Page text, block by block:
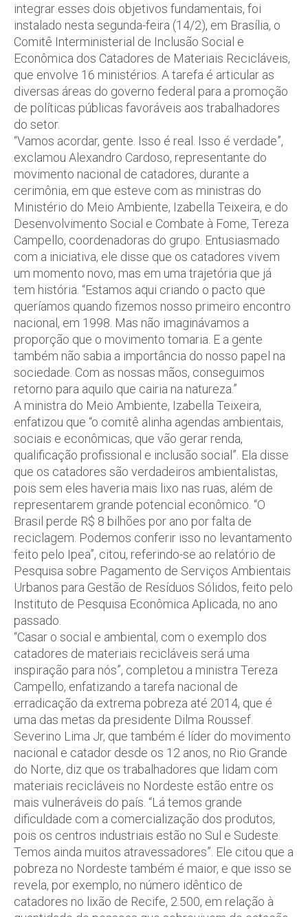
integrar esses dois objetivos fundamentais, foi
instalado nesta segunda-feira (14/2), em Brasília, o
Comitê Interministerial de Inclusão Social e
Econômica dos Catadores de Materiais Recicláveis,
que envolve 16 ministérios. A tarefa é articular as
diversas áreas do governo federal para a promoção
de políticas públicas favoráveis aos trabalhadores
do setor.
“Vamos acordar, gente. Isso é real. Isso é verdade”,
exclamou Alexandro Cardoso, representante do
movimento nacional de catadores, durante a
cerimônia, em que esteve com as ministras do
Ministério do Meio Ambiente, Izabella Teixeira, e do
Desenvolvimento Social e Combate à Fome, Tereza
Campello, coordenadoras do grupo. Entusiasmado
com a iniciativa, ele disse que os catadores vivem
um momento novo, mas em uma trajetória que já
tem história. “Estamos aqui criando o pacto que
queríamos quando fizemos nosso primeiro encontro
nacional, em 1998. Mas não imaginávamos a
proporção que o movimento tomaria. E a gente
também não sabia a importância do nosso papel na
sociedade. Com as nossas mãos, conseguimos
retorno para aquilo que cairia na natureza.”
A ministra do Meio Ambiente, Izabella Teixeira,
enfatizou que “o comitê alinha agendas ambientais,
sociais e econômicas, que vão gerar renda,
qualificação profissional e inclusão social”. Ela disse
que os catadores são verdadeiros ambientalistas,
pois sem eles haveria mais lixo nas ruas, além de
representarem grande potencial econômico. “O
Brasil perde R$ 8 bilhões por ano por falta de
reciclagem. Podemos conferir isso no levantamento
feito pelo Ipea”, citou, referindo-se ao relatório de
Pesquisa sobre Pagamento de Serviços Ambientais
Urbanos para Gestão de Resíduos Sólidos, feito pelo
Instituto de Pesquisa Econômica Aplicada, no ano
passado.
“Casar o social e ambiental, com o exemplo dos
catadores de materiais recicláveis será uma
inspiração para nós”, completou a ministra Tereza
Campello, enfatizando a tarefa nacional de
erradicação da extrema pobreza até 2014, que é
uma das metas da presidente Dilma Roussef.
Severino Lima Jr, que também é líder do movimento
nacional e catador desde os 12 anos, no Rio Grande
do Norte, diz que os trabalhadores que lidam com
materiais recicláveis no Nordeste estão entre os
mais vulneráveis do país. “Lá temos grande
dificuldade com a comercialização dos produtos,
pois os centros industriais estão no Sul e Sudeste.
Temos ainda muitos atravessadores”. Ele citou que a
pobreza no Nordeste também é maior, e que isso se
revela, por exemplo, no número idêntico de
catadores no lixão de Recife, 2.500, em relação à